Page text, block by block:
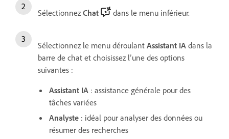
Sélectionnez Chat dans le menu inférieur.
Sélectionnez le menu déroulant Assistant IA dans la
barre de chat et choisissez l’une des options
suivantes :
Assistant IA : assistance générale pour des
tâches variées
Analyste : idéal pour analyser des données ou
résumer des recherches